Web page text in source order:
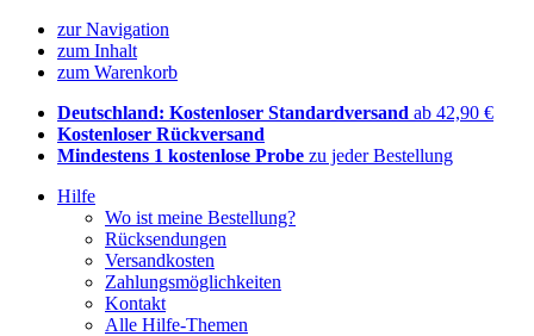
zur Navigation
zum Inhalt
zum Warenkorb
Deutschland: Kostenloser Standardversand ab 42,90 €
Kostenloser Rückversand
Mindestens 1 kostenlose Probe zu jeder Bestellung
Hilfe
Wo ist meine Bestellung?
Rücksendungen
Versandkosten
Zahlungsmöglichkeiten
Kontakt
Alle Hilfe-Themen